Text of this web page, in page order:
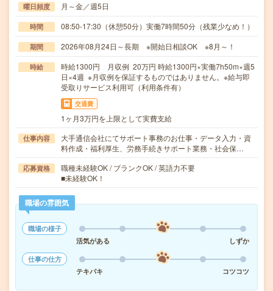
曜日頻度 月～金／週5日
時間 08:50-17:30（休憩50分）実働7時間50分（残業少なめ！）
期間 2026年08月24日～長期 ※開始日相談OK ※8月～！
時給
時給1300円 月収例 20万円 時給1300円×実働7h50m×週5
日×4週 ※月収例を保証するものではありません。※給与即
受取りサービス利用可（利用条件有）
交通費
1ヶ月3万円を上限として実費支給
仕事内容
大手通信会社にてサポート事務のお仕事・データ入力・資
料作成・福利厚生、労務手続きサポート業務・社会保…
応募資格
職種未経験OK / ブランクOK / 英語力不要
■未経験OK！
職場の雰囲気
職場の様子
活気がある
しずか
仕事の仕方
テキパキ
コツコツ